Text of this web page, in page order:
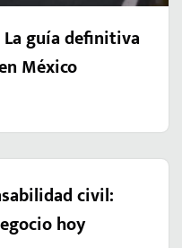
La guía definitiva
México
civil:
hoy